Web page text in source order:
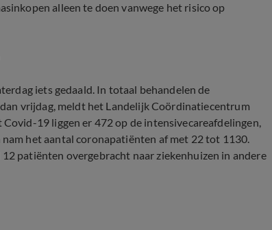
alleen te doen vanwege het risico op
iets gedaald. In totaal behandelen de
vrijdag, meldt het Landelijk Coördinatiecentrum
19 liggen er 472 op de intensivecareafdelingen,
het aantal coronapatiënten af met 22 tot 1130.
patiënten overgebracht naar ziekenhuizen in andere